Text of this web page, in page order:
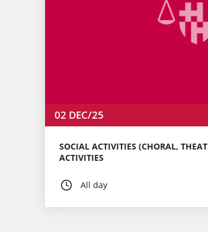
02 DEC/25
SOCIAL ACTIVITIES (CHORAL,
ACTIVITIES
All day